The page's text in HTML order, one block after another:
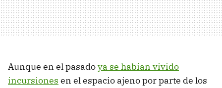
Aunque en el pasadoya se habían vivido
incursiones en el espacio ajeno por parte de los